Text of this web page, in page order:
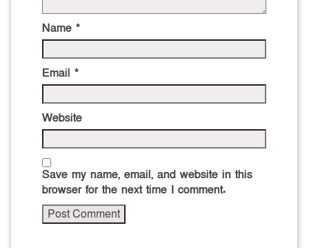
Name *
Email *
Website
Save my name, email, and website in this
browser for the next time I comment.